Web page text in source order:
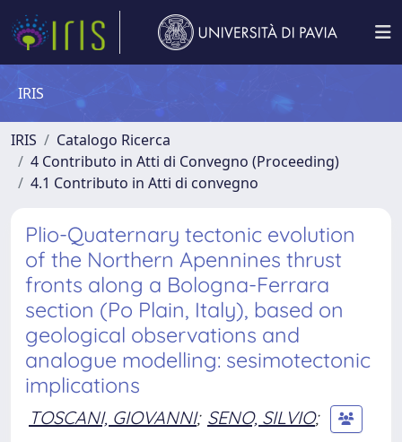
IRIS
IRIS
Catalogo Ricerca
4 Contributo in Atti di Convegno (Proceeding)
4.1 Contributo in Atti di convegno
Plio-Quaternary tectonic evolution
of the Northern Apennines thrust
fronts along a Bologna-Ferrara
section (Po Plain, Italy), based on
geological observations and
analogue modelling: sesimotectonic
implications
TOSCANI, GIOVANNI; SENO, SILVIO;